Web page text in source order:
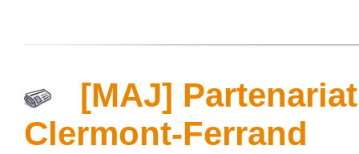
[MAJ]
Clermont-Ferrand